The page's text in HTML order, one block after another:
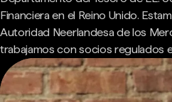
Financiera en el Reino Unido.
Autoridad Neerlandesa de los
trabajamos con socios regulados